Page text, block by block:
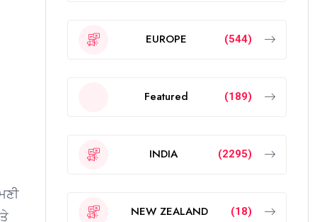
EUROPE (544)
Featured (189)
INDIA (2295)
NEW ZEALAND (18)